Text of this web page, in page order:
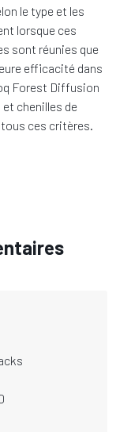
le type et les
lorsque ces
sont réunies que
efficacité dans
Forest Diffusion
chenilles de
ces critères.